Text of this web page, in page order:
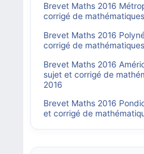
Brevet Maths 2016
corrigé de
Brevet Maths 2016
corrigé de
Brevet Maths 2016
sujet et corrigé de
2016
Brevet Maths 2016
et corrigé de